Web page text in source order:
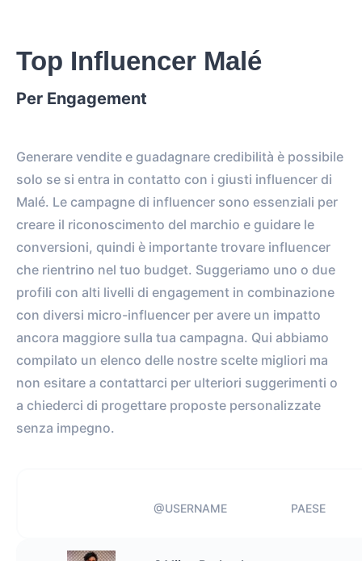
Top Influencer Malé
Per Engagement
Generare vendite e guadagnare credibilità è possibile
solo se si entra in contatto con i giusti influencer di
Malé. Le campagne di influencer sono essenziali per
creare il riconoscimento del marchio e guidare le
conversioni, quindi è importante trovare influencer
che rientrino nel tuo budget. Suggeriamo uno o due
profili con alti livelli di engagement in combinazione
con diversi micro-influencer per avere un impatto
ancora maggiore sulla tua campagna. Qui abbiamo
compilato un elenco delle nostre scelte migliori ma
non esitare a contattarci per ulteriori suggerimenti o
a chiederci di progettare proposte personalizzate
senza impegno.
@USERNAME PAESE